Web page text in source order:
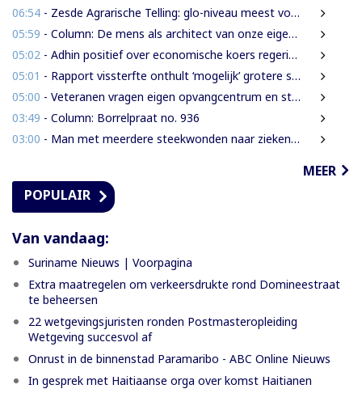
06:54 - Zesde Agrarische Telling: glo-niveau meest voorkomend onder landbouwers
05:59 - Column: De mens als architect van onze eigen rampen
05:02 - Adhin positief over economische koers regering, maar wil snellere uitvoering
05:01 - Rapport vissterfte onthult ‘mogelijk’ grotere schade voor mens, dier en milieu
05:00 - Veteranen vragen eigen opvangcentrum en structurele steun: ‘Vandaag militair, morgen veteraan’
03:49 - Column: Borrelpraat no. 936
03:00 - Man met meerdere steekwonden naar ziekenhuis na ruzie bij discotheek
MEER
POPULAIR
Van vandaag:
Suriname Nieuws | Voorpagina
Extra maatregelen om verkeersdrukte rond Domineestraat
te beheersen
22 wetgevingsjuristen ronden Postmasteropleiding
Wetgeving succesvol af
Onrust in de binnenstad Paramaribo - ABC Online Nieuws
In gesprek met Haitiaanse orga over komst Haitianen